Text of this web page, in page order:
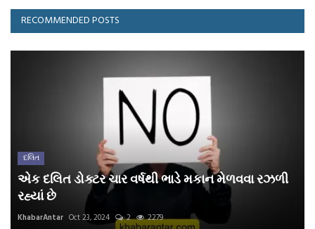
RECOMMENDED POSTS
દલિત
એક દલિત ડોક્ટર ચાર વર્ષથી ભાડે મકાન મેળવવા રઝળી
રહ્યાં છે
KhabarAntar Oct 23, 2024 2 2279